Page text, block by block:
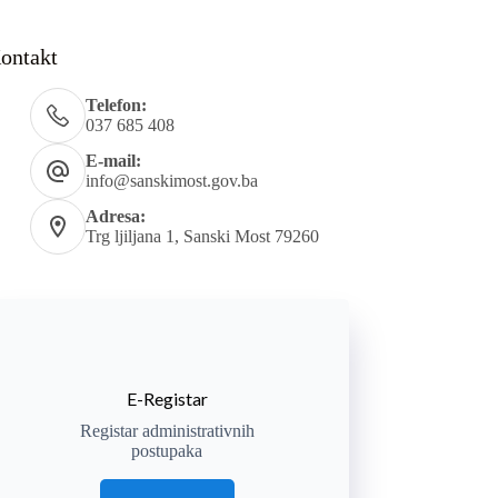
Telefon:
037 685 408
E-mail:
info@sanskimost.gov.ba
Adresa:
Trg ljiljana 1, Sanski Most 79260
E-Registar
Registar administrativnih
postupaka